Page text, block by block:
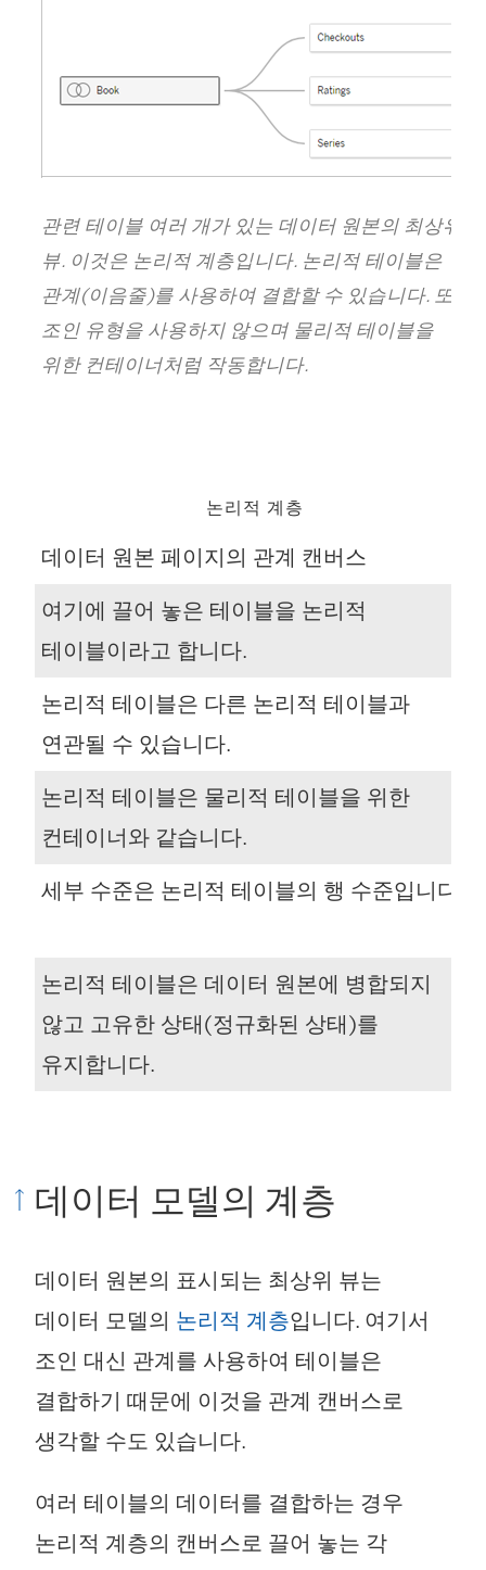
관련 테이블 여러 개가 있는 데이터 원본의 최상위
뷰. 이것은 논리적 계층입니다. 논리적 테이블은
관계(이음줄)를 사용하여 결합할 수 있습니다. 또한
조인 유형을 사용하지 않으며 물리적 테이블을
위한 컨테이너처럼 작동합니다.
논리적 계층
데이터 원본 페이지의 관계 캔버스
여기에 끌어 놓은 테이블을 논리적
테이블이라고 합니다.
논리적 테이블은 다른 논리적 테이블과
연관될 수 있습니다.
논리적 테이블은 물리적 테이블을 위한
컨테이너와 같습니다.
세부 수준은 논리적 테이블의 행 수준입니다.
논리적 테이블은 데이터 원본에 병합되지
않고 고유한 상태(정규화된 상태)를
유지합니다.
데이터 모델의 계층
데이터 원본의 표시되는 최상위 뷰는
데이터 모델의 논리적 계층입니다. 여기서
조인 대신 관계를 사용하여 테이블은
결합하기 때문에 이것을 관계 캔버스로
생각할 수도 있습니다.
여러 테이블의 데이터를 결합하는 경우
논리적 계층의 캔버스로 끌어 놓는 각